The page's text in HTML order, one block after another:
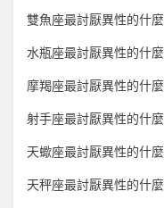
雙魚座最討厭異性的什麼
水瓶座最討厭異性的什麼
摩羯座最討厭異性的什麼
射手座最討厭異性的什麼
天蠍座最討厭異性的什麼
天秤座最討厭異性的什麼